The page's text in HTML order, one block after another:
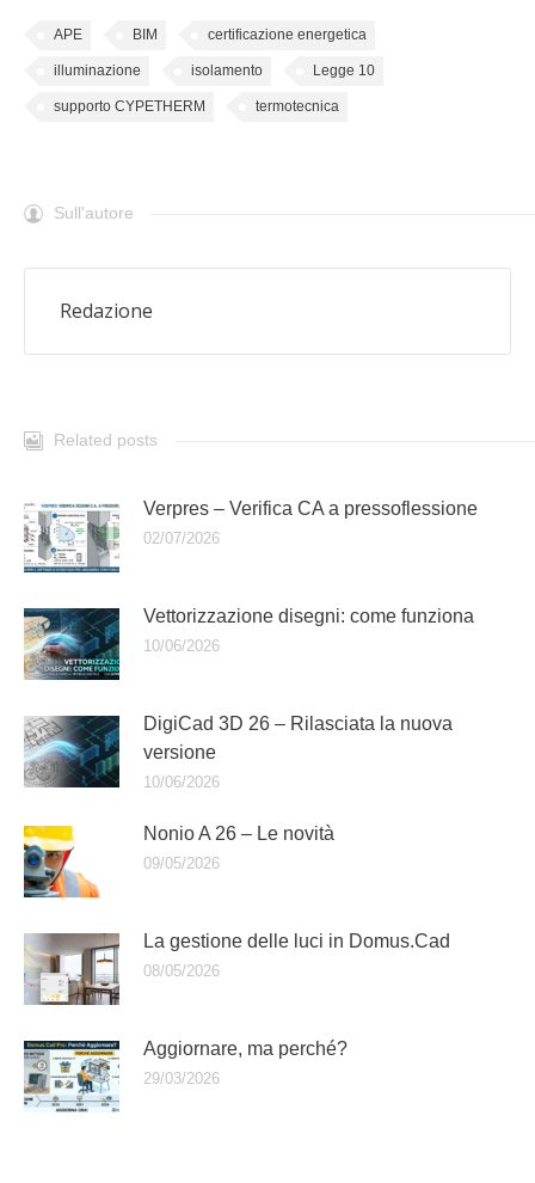
APE BIM certificazione energetica
illuminazione isolamento Legge 10
supporto CYPETHERM termotecnica
Sull'autore
Redazione
Related posts
Verpres – Verifica CA a pressoflessione
02/07/2026
Vettorizzazione disegni: come funziona
10/06/2026
DigiCad 3D 26 – Rilasciata la nuova
versione
10/06/2026
Nonio A 26 – Le novità
09/05/2026
La gestione delle luci in Domus.Cad
08/05/2026
Aggiornare, ma perché?
29/03/2026